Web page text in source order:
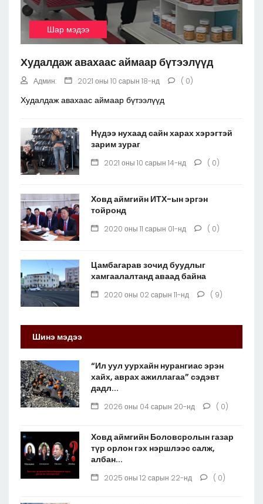
Шар мэдээ
Худалдаж авахаас аймаар бүтээлүүд
Админ: 2021 оны 10 сарын 18-нд ( 0)
Худалдаж авахаас аймаар бүтээлүүд
Нүдээ нухаад сайн харах хэрэгтэй
зарим зураг
2021 оны 10 сарын 14-нд ( 0)
Ховд аймгийн ИТХ-ын эргэн
тойронд
2020 оны 11 сарын 01-нд ( 0)
Цамбагарав зочид буудлыг
хамгаалалтанд аваад байна
2020 оны 02 сарын 11-нд ( 9)
Шинэ мэдээ
“Ил уул уурхайн нурангиас эрэн
хайх, аврах ажиллагаа” сэдэвт
дадл...
2026 оны 04 сарын 20-нд ( 0)
Ховд аймгийн Боловсролын газар
түр орлон гэх нэршлээс салж,
албан...
2025 оны 12 сарын 22-нд ( 0)